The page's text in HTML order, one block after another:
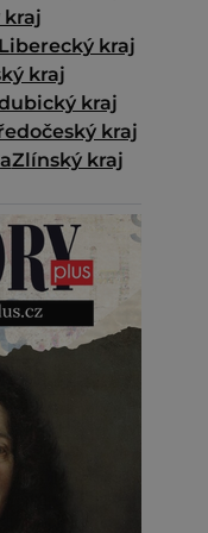
kraj
Liberecký kraj
kraj
kraj
kraj
Zlínský kraj